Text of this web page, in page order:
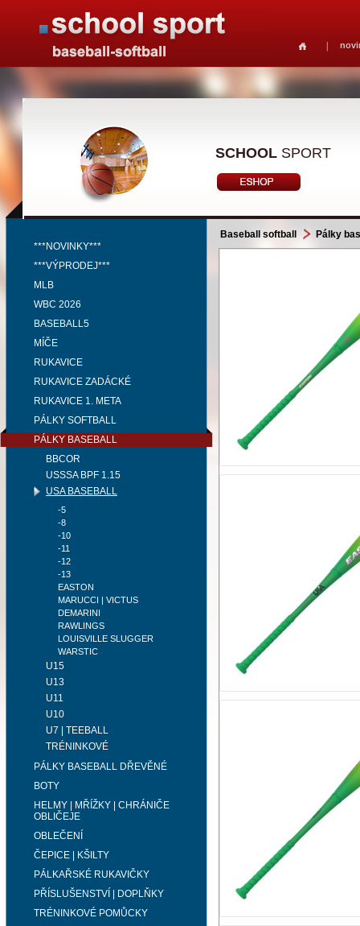
SCHOOL SPORT
***NOVINKY***
***VÝPRODEJ***
MLB
WBC 2026
BASEBALL5
MÍČE
RUKAVICE
RUKAVICE ZADÁCKÉ
RUKAVICE 1. META
PÁLKY SOFTBALL
PÁLKY BASEBALL
BBCOR
USSSA BPF 1.15
USA BASEBALL
-5
-8
-10
-11
-12
-13
EASTON
MARUCCI | VICTUS
DEMARINI
RAWLINGS
LOUISVILLE SLUGGER
WARSTIC
U15
U13
U11
U10
U7 | TEEBALL
TRÉNINKOVÉ
PÁLKY BASEBALL DŘEVĚNÉ
BOTY
HELMY | MŘÍŽKY | CHRÁNIČE
OBLIČEJE
OBLEČENÍ
ČEPICE | KŠILTY
PÁLKAŘSKÉ RUKAVIČKY
PŘÍSLUŠENSTVÍ | DOPLŇKY
TRÉNINKOVÉ POMŮCKY
Baseball softball Pálky